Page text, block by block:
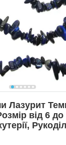
Лазурит
від 6